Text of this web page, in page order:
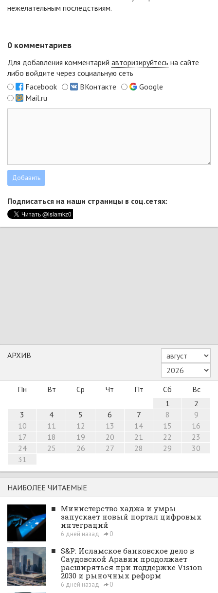
нежелательным последствиям.
0 комментариев
Для добавления комментарий авторизируйтесь на сайте
либо войдите через социальную сеть
Facebook
ВКонтакте
Google
Mail.ru
Подписаться на наши страницы в соц.сетях:
АРХИВ
Пн Вт Ср Чт Пт Сб
Вс
1
2
3
4 5 6 7 8
9
10
11 12 13 14 15
16
17
18 19 20 21 22
23
24
25 26 27 28 29
30
31
НАИБОЛЕЕ ЧИТАЕМЫЕ
■ Министерство хаджа и умры
запускает новый портал цифровых
интеграций
6 дней назад 0
■ S&P: Исламское банковское дело в
Саудовской Аравии продолжает
расширяться при поддержке Vision
2030 и рыночных реформ
6 дней назад 0